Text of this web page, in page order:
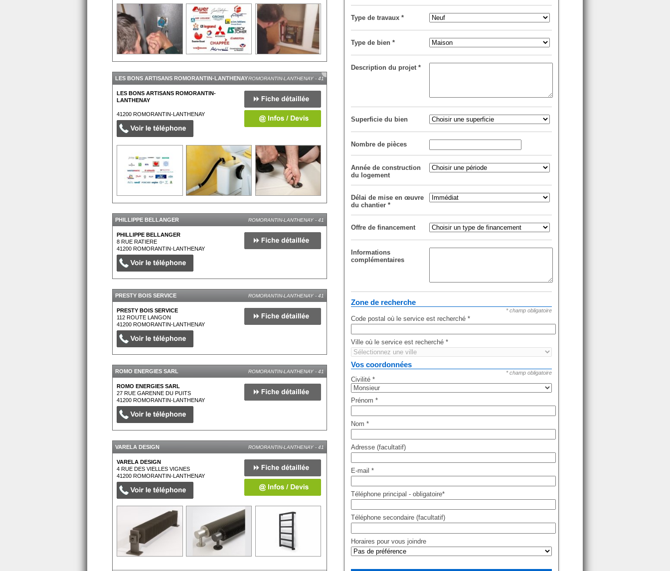
LES BONS ARTISANS ROMORANTIN-LANTHENAYROMORANTIN-LANTHENAY - 41
LES BONS ARTISANS ROMORANTIN-
LANTHENAY
41200ROMORANTIN-LANTHENAY
PHILLIPPE BELLANGER ROMORANTIN-LANTHENAY - 41
PHILLIPPE BELLANGER
8 RUE RATIERE
41200ROMORANTIN-LANTHENAY
PRESTY BOIS SERVICE ROMORANTIN-LANTHENAY - 41
PRESTY BOIS SERVICE
112 ROUTE LANGON
41200ROMORANTIN-LANTHENAY
ROMO ENERGIES SARL ROMORANTIN-LANTHENAY - 41
ROMO ENERGIES SARL
27 RUE GARENNE DU PUITS
41200ROMORANTIN-LANTHENAY
VARELA DESIGN ROMORANTIN-LANTHENAY - 41
VARELA DESIGN
4 RUE DES VIELLES VIGNES
41200ROMORANTIN-LANTHENAY
Type de travaux *
Type de bien *
Description du projet *
Superficie du bien
Nombre de pièces
Année de construction
du logement
Délai de mise en œuvre
du chantier *
Offre de financement
Informations
complémentaires
Zone de recherche
* champ obligatoire
Code postal où le service est recherché *
Ville où le service est recherché *
Vos coordonnées
* champ obligatoire
Civilité *
Prénom *
Nom *
Adresse (facultatif)
E-mail *
Téléphone principal - obligatoire*
Téléphone secondaire (facultatif)
Horaires pour vous joindre